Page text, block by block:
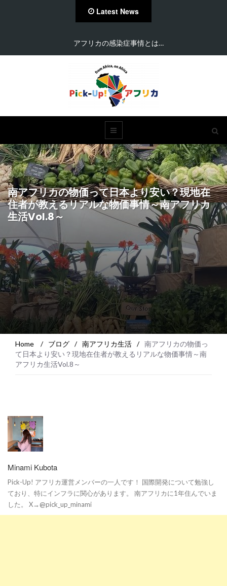
Latest News
アフリカの感染症事情とは…
南アフリカの物価って日本より安い？現地在
住者が教えるリアルな物価事情～南アフリカ
生活Vol.8～
Home / ブログ / 南アフリカ生活 / 南アフリカの物価っ
て日本より安い？現地在住者が教えるリアルな物価事情～南
アフリカ生活Vol.8～
Minami Kubota
Pick-Up! アフリカ運営メンバーの一人です！ 国際開発について勉強し
ており、特にインフラに関心があります。 南アフリカに1年住んでいま
した。 X→@pick_up_minami